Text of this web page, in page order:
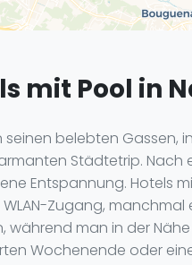
mit Pool in
seinen belebten Gassen,
Städtetrip. Nach
Entspannung. Hotels
WLAN-Zugang,
während man in der
Wochenende oder